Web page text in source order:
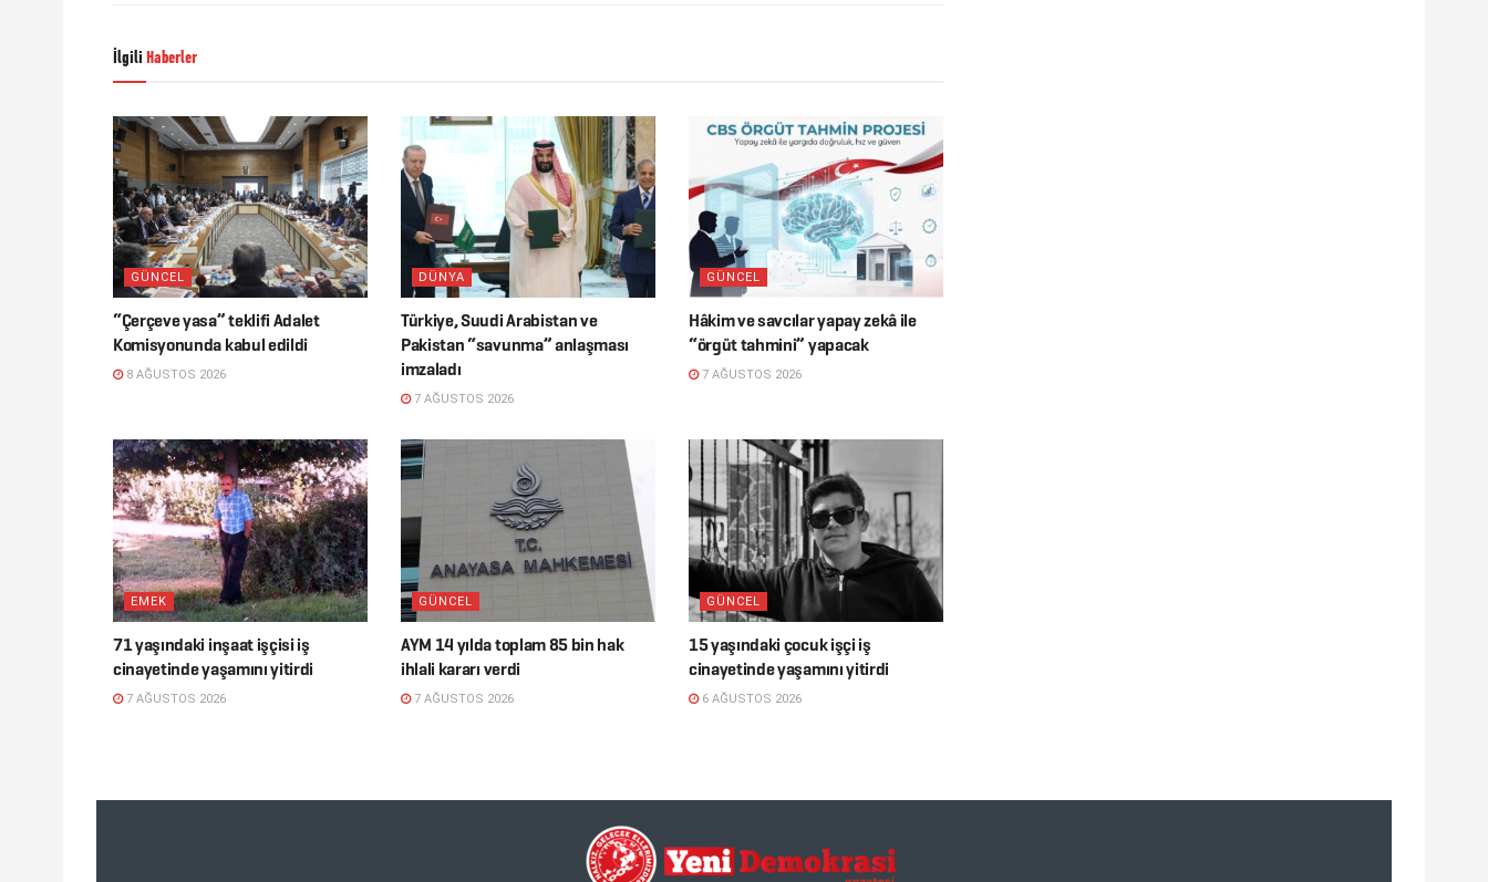
İlgili Haberler
GÜNCEL
“Çerçeve yasa” teklifi Adalet
Komisyonunda kabul edildi
8 AĞUSTOS 2026
DÜNYA
Türkiye, Suudi Arabistan ve
Pakistan “savunma” anlaşması
imzaladı
7 AĞUSTOS 2026
GÜNCEL
Hâkim ve savcılar yapay zekâ ile
“örgüt tahmini” yapacak
7 AĞUSTOS 2026
EMEK
71 yaşındaki inşaat işçisi iş
cinayetinde yaşamını yitirdi
7 AĞUSTOS 2026
GÜNCEL
AYM 14 yılda toplam 85 bin hak
ihlali kararı verdi
7 AĞUSTOS 2026
GÜNCEL
15 yaşındaki çocuk işçi iş
cinayetinde yaşamını yitirdi
6 AĞUSTOS 2026